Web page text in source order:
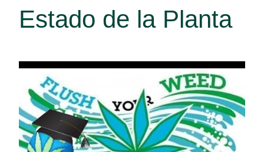
Estado de la Planta